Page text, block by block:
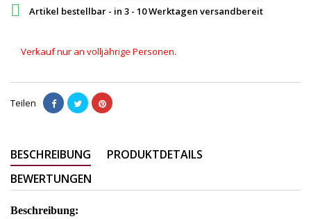
 Artikel bestellbar - in 3 - 10 Werktagen versandbereit
Verkauf nur an volljährige Personen.
Teilen
BESCHREIBUNG
PRODUKTDETAILS
BEWERTUNGEN
Beschreibung: